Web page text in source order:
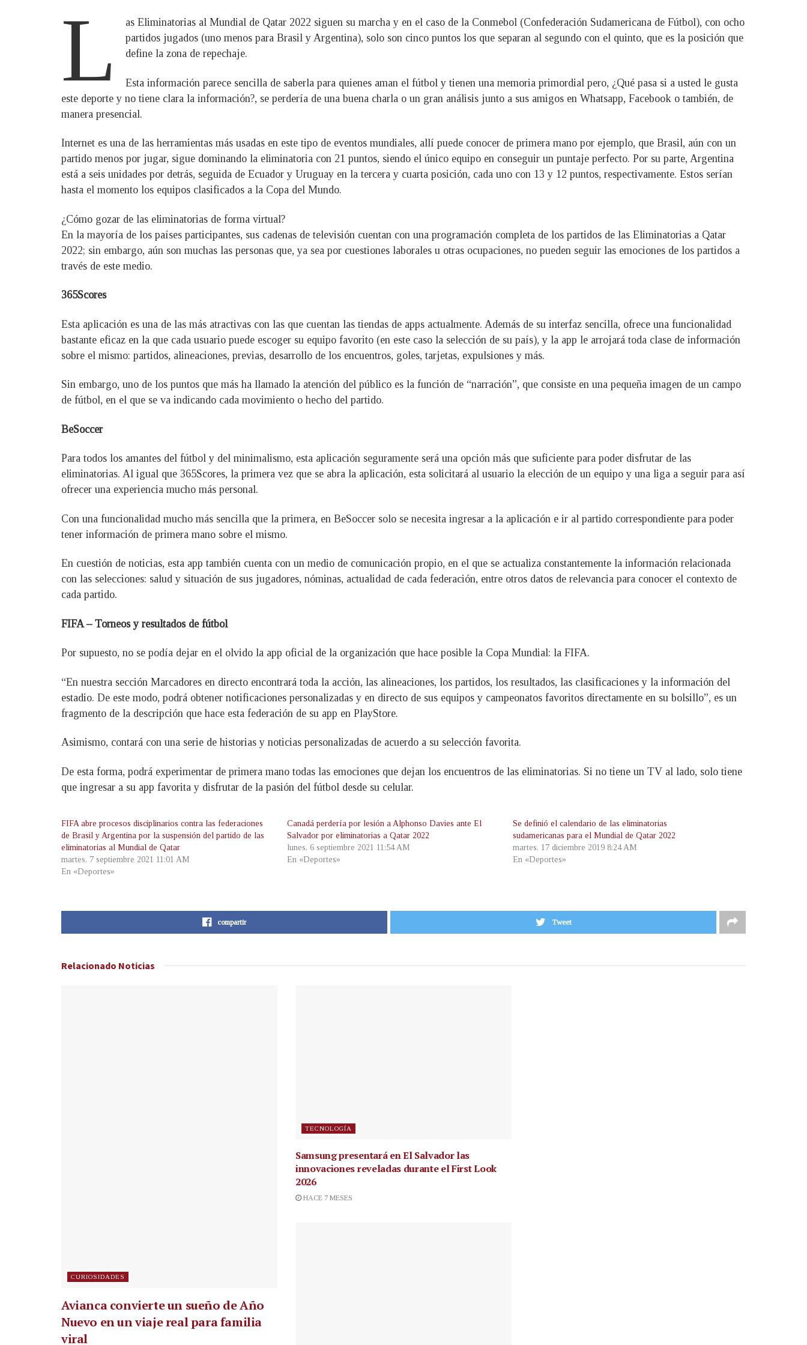
L
as Eliminatorias al Mundial de Qatar 2022 siguen su marcha y en el caso de la Conmebol (Confederación Sudamericana de Fútbol), con ocho
partidos jugados (uno menos para Brasil y Argentina), solo son cinco puntos los que separan al segundo con el quinto, que es la posición que
define la zona de repechaje.
Esta información parece sencilla de saberla para quienes aman el fútbol y tienen una memoria primordial pero, ¿Qué pasa si a usted le gusta
este deporte y no tiene clara la información?, se perdería de una buena charla o un gran análisis junto a sus amigos en Whatsapp, Facebook o también, de
manera presencial.
Internet es una de las herramientas más usadas en este tipo de eventos mundiales, allí puede conocer de primera mano por ejemplo, que Brasil, aún con un
partido menos por jugar, sigue dominando la eliminatoria con 21 puntos, siendo el único equipo en conseguir un puntaje perfecto. Por su parte, Argentina
está a seis unidades por detrás, seguida de Ecuador y Uruguay en la tercera y cuarta posición, cada uno con 13 y 12 puntos, respectivamente. Estos serían
hasta el momento los equipos clasificados a la Copa del Mundo.
¿Cómo gozar de las eliminatorias de forma virtual?
En la mayoría de los países participantes, sus cadenas de televisión cuentan con una programación completa de los partidos de las Eliminatorias a Qatar
2022; sin embargo, aún son muchas las personas que, ya sea por cuestiones laborales u otras ocupaciones, no pueden seguir las emociones de los partidos a
través de este medio.
365Scores
Esta aplicación es una de las más atractivas con las que cuentan las tiendas de apps actualmente. Además de su interfaz sencilla, ofrece una funcionalidad
bastante eficaz en la que cada usuario puede escoger su equipo favorito (en este caso la selección de su país), y la app le arrojará toda clase de información
sobre el mismo: partidos, alineaciones, previas, desarrollo de los encuentros, goles, tarjetas, expulsiones y más.
Sin embargo, uno de los puntos que más ha llamado la atención del público es la función de “narración”, que consiste en una pequeña imagen de un campo
de fútbol, en el que se va indicando cada movimiento o hecho del partido.
BeSoccer
Para todos los amantes del fútbol y del minimalismo, esta aplicación seguramente será una opción más que suficiente para poder disfrutar de las
eliminatorias. Al igual que 365Scores, la primera vez que se abra la aplicación, esta solicitará al usuario la elección de un equipo y una liga a seguir para así
ofrecer una experiencia mucho más personal.
Con una funcionalidad mucho más sencilla que la primera, en BeSoccer solo se necesita ingresar a la aplicación e ir al partido correspondiente para poder
tener información de primera mano sobre el mismo.
En cuestión de noticias, esta app también cuenta con un medio de comunicación propio, en el que se actualiza constantemente la información relacionada
con las selecciones: salud y situación de sus jugadores, nóminas, actualidad de cada federación, entre otros datos de relevancia para conocer el contexto de
cada partido.
FIFA – Torneos y resultados de fútbol
Por supuesto, no se podía dejar en el olvido la app oficial de la organización que hace posible la Copa Mundial: la FIFA.
“En nuestra sección Marcadores en directo encontrará toda la acción, las alineaciones, los partidos, los resultados, las clasificaciones y la información del
estadio. De este modo, podrá obtener notificaciones personalizadas y en directo de sus equipos y campeonatos favoritos directamente en su bolsillo”, es un
fragmento de la descripción que hace esta federación de su app en PlayStore.
Asimismo, contará con una serie de historias y noticias personalizadas de acuerdo a su selección favorita.
De esta forma, podrá experimentar de primera mano todas las emociones que dejan los encuentros de las eliminatorias. Si no tiene un TV al lado, solo tiene
que ingresar a su app favorita y disfrutar de la pasión del fútbol desde su celular.
FIFA abre procesos disciplinarios contra las federaciones
de Brasil y Argentina por la suspensión del partido de las
eliminatorias al Mundial de Qatar
martes, 7 septiembre 2021 11:01 AM
En «Deportes»
Canadá perdería por lesión a Alphonso Davies ante El
Salvador por eliminatorias a Qatar 2022
lunes, 6 septiembre 2021 11:54 AM
En «Deportes»
Se definió el calendario de las eliminatorias
sudamericanas para el Mundial de Qatar 2022
martes, 17 diciembre 2019 8:24 AM
En «Deportes»
compartir Tweet
Relacionado Noticias
CURIOSIDADES
Avianca convierte un sueño de Año
Nuevo en un viaje real para familia
viral
TECNOLOGÍA
Samsung presentará en El Salvador las
innovaciones reveladas durante el First Look
2026
HACE 7 MESES